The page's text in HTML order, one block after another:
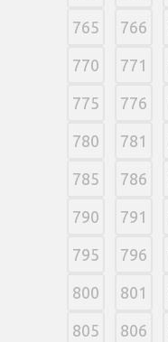
765 766
770 771
775 776
780 781
785 786
790 791
795 796
800 801
805 806